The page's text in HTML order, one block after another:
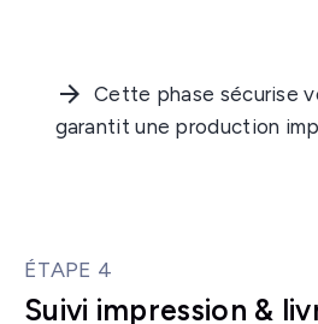
Cette phase sécurise
garantit une production
ÉTAPE 4
Suivi impression &